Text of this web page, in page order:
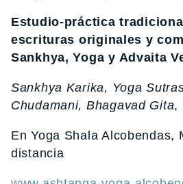
Estudio-práctica
escrituras originales y
Sankhya, Yoga y Advaita
Sankhya Karika, Yoga
Chudamani, Bhagavad Gita,
En Yoga Shala Alcobendas,
distancia